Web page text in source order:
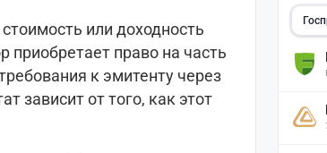
или доходность
приобретает право на часть
к эмитенту через
зависит от того, как этот